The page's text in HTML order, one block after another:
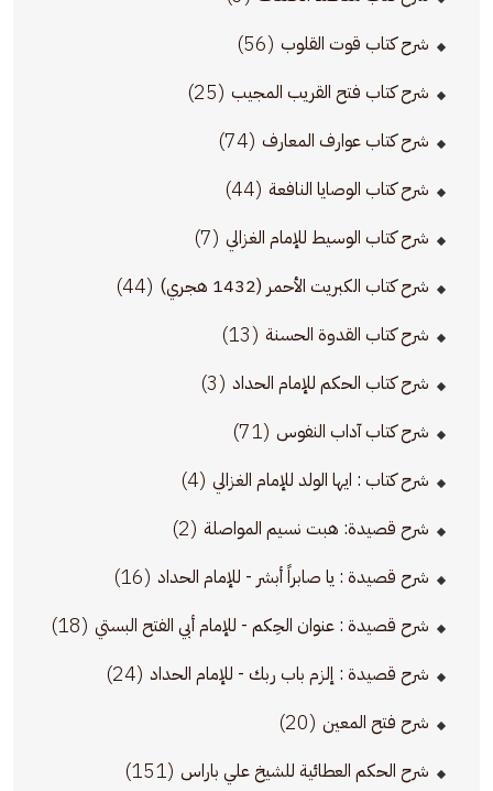
شرح كتاب قوت القلوب (56)
شرح كتاب فتح القريب المجيب (25)
شرح كتاب عوارف المعارف (74)
شرح كتاب الوصايا النافعة (44)
شرح كتاب الوسيط للإمام الغزالي (7)
شرح كتاب الكبريت الأحمر (1432 هجري) (44)
شرح كتاب القدوة الحسنة (13)
شرح كتاب الحكم للإمام الحداد (3)
شرح كتاب آداب النفوس (71)
شرح كتاب : ايها الولد للإمام الغزالي (4)
شرح قصيدة: هبت نسيم المواصلة (2)
شرح قصيدة : يا صابراً أبشر - للإمام الحداد (16)
شرح قصيدة : عنوان الحِكم - للإمام أبي الفتح البستي (18)
شرح قصيدة : إلزم باب ربك - للإمام الحداد (24)
شرح فتح المعين (20)
شرح الحكم العطائية للشيخ علي باراس (151)